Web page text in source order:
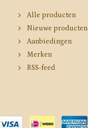
Alle producten
Nieuwe producten
Aanbiedingen
Merken
RSS-feed